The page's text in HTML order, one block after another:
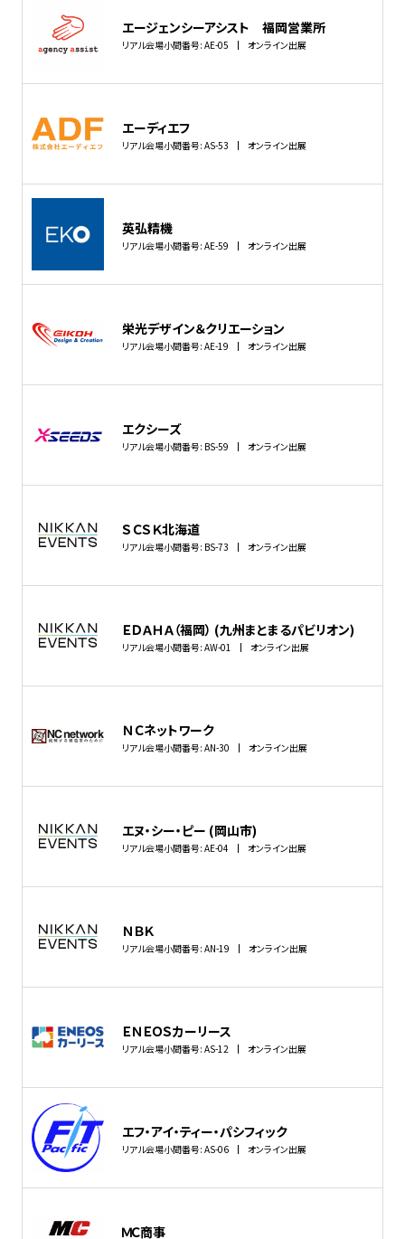
エージェンシーアシスト 福岡営業所
リアル会場小間番号: AE-05 オンライン出展
エーディエフ
リアル会場小間番号: AS-53 オンライン出展
英弘精機
リアル会場小間番号: AE-59 オンライン出展
栄光デザイン＆クリエーション
リアル会場小間番号: AE-19 オンライン出展
エクシーズ
リアル会場小間番号: BS-59 オンライン出展
ＳＣＳＫ北海道
リアル会場小間番号: BS-73 オンライン出展
ＥＤＡＨＡ（福岡） (九州まとまるパビリオン)
リアル会場小間番号: AW-01 オンライン出展
ＮＣネットワーク
リアル会場小間番号: AN-30 オンライン出展
エヌ・シー・ピー (岡山市)
リアル会場小間番号: AE-04 オンライン出展
ＮＢＫ
リアル会場小間番号: AN-19 オンライン出展
ＥＮＥＯＳカーリース
リアル会場小間番号: AS-12 オンライン出展
エフ・アイ・ティー・パシフィック
リアル会場小間番号: AS-06 オンライン出展
ＭＣ商事